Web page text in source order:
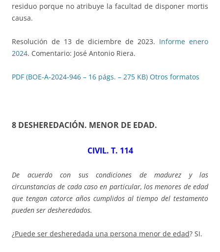
residuo porque no atribuye la facultad de disponer mortis
causa.
Resolución de 13 de diciembre de 2023. Informe enero
2024. Comentario: José Antonio Riera.
PDF (BOE-A-2024-946 – 16 págs. – 275 KB) Otros formatos
8 DESHEREDACIÓN. MENOR DE EDAD.
CIVIL. T. 114
De acuerdo con sus condiciones de madurez y las
circunstancias de cada caso en particular, los menores de edad
que tengan catorce años cumplidos al tiempo del testamento
pueden ser desheredados.
¿Puede ser desheredada una persona menor de edad? SI.